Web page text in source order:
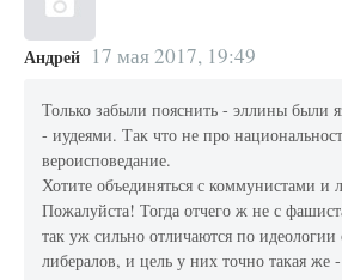
Андрей 17 мая 2017, 19:49
Только забыли пояснить - эллины были
- иудеями. Так что не про
вероисповедание.
Хотите объединяться с коммунистами и
Пожалуйста! Тогда отчего ж не с
так уж сильно отличаются по
либералов, и цель у них точно такая же